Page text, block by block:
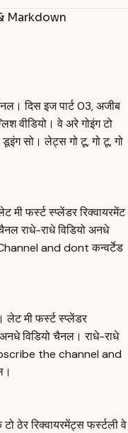
Markdown
दिस इज पार्ट 03, अजीब
वीडियो। वे अरे गोइंग टो
सो। लेट्स गो टू, गो टू, गो
फर्स्ट स्प्लेंडर रिक्वायरमेंट
राधे-राधे विडियो अनधे
and dont कन्वर्टेड
मी फर्स्ट स्प्लेंडर
विडियो चैनल। राधे-राधे
the channel and
रिक्वायरमेंट्स फर्स्टली वे